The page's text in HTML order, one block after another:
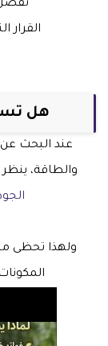
تفضل
القرار
هل
عند البحث
والطاقة،